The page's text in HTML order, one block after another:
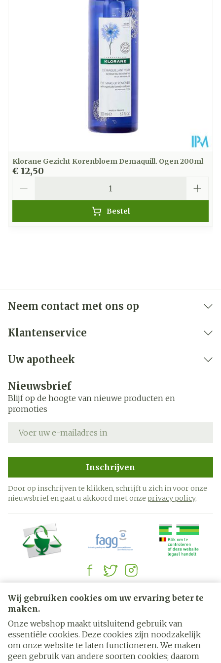
Wij gebruiken cookies om uw ervaring beter te
maken.
Onze webshop maakt uitsluitend gebruik van
essentiële cookies. Deze cookies zijn noodzakelijk
om onze website te laten functioneren. We maken
geen gebruik van andere soorten cookies; daarom
Klorane Gezicht Korenbloem Demaquill. Ogen 200ml
€ 12,50
Bestel
Neem contact met ons op
Klantenservice
Uw apotheek
Nieuwsbrief
Blijf op de hoogte van nieuwe producten en
promoties
Inschrijven
Door op inschrijven te klikken, schrijft u zich in voor onze
nieuwsbrief en gaat u akkoord met onze privacy policy.
Juridische links